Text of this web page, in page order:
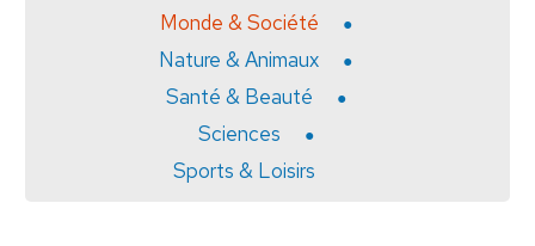
Monde & Société
Nature & Animaux
Santé & Beauté
Sciences
Sports & Loisirs